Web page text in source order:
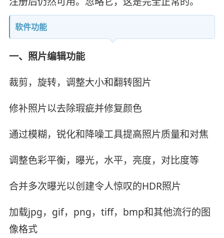
软件功能
一、照片编辑功能
裁剪，旋转，调整大小和翻转图片
修补照片以去除瑕疵并修复颜色
通过模糊，锐化和降噪工具提高照片质量和对焦
调整色彩平衡，曝光，水平，亮度，对比度等
合并多次曝光以创建令人惊叹的HDR照片
加载jpg，gif，png，tiff，bmp和其他流行的图
像格式